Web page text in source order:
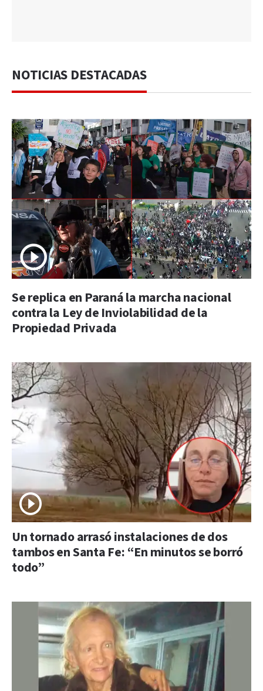
NOTICIAS DESTACADAS
Se replica en Paraná la marcha nacional
contra la Ley de Inviolabilidad de la
Propiedad Privada
Un tornado arrasó instalaciones de dos
tambos en Santa Fe: “En minutos se borró
todo”